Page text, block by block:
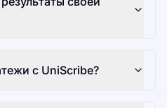
с UniScribe?